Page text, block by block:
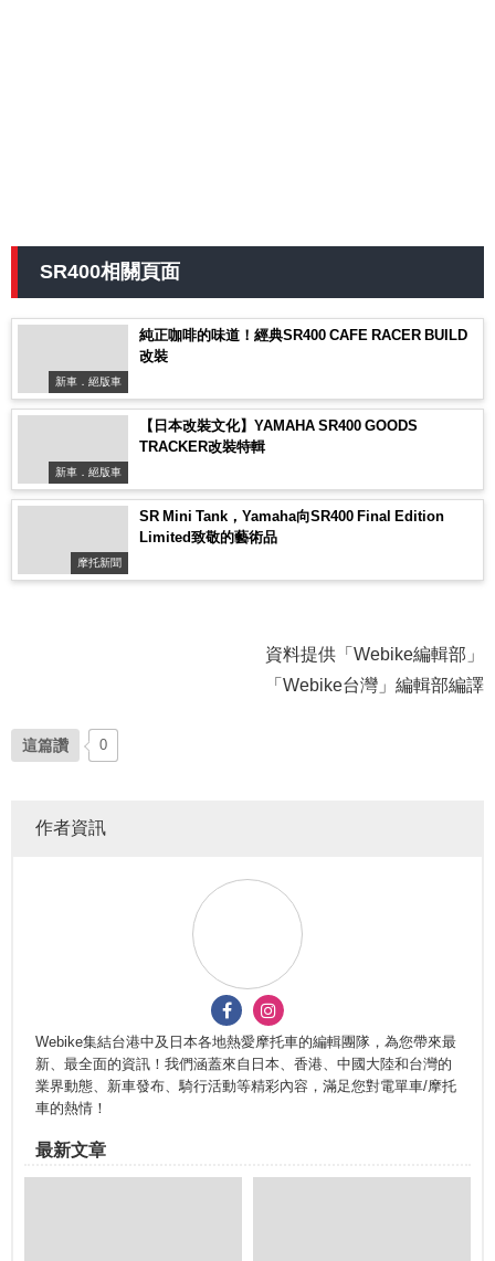
SR400相關頁面
新車．絕版車
純正咖啡的味道！經典SR400 CAFE RACER BUILD
改裝
新車．絕版車
【日本改裝文化】YAMAHA SR400 GOODS
TRACKER改裝特輯
摩托新聞
SR Mini Tank，Yamaha向SR400 Final Edition
Limited致敬的藝術品
資料提供「Webike編輯部」
「Webike台灣」編輯部編譯
這篇讚 0
作者資訊
Webike集結台港中及日本各地熱愛摩托車的編輯團隊，為您帶來最
新、最全面的資訊！我們涵蓋來自日本、香港、中國大陸和台灣的
業界動態、新車發布、騎行活動等精彩內容，滿足您對電單車/摩托
車的熱情！
最新文章